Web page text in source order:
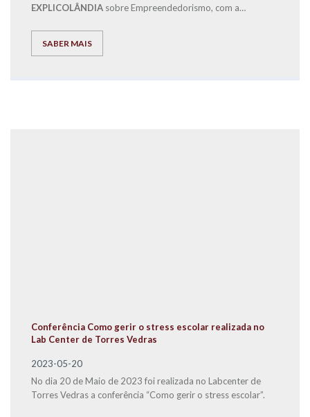
EXPLICOLÂNDIA sobre Empreendedorismo, com a
SABER MAIS
Conferência Como gerir o stress escolar realizada no
Lab Center de Torres Vedras
2023-05-20
No dia 20 de Maio de 2023 foi realizada no Labcenter de
Torres Vedras a conferência “Como gerir o stress escolar”.